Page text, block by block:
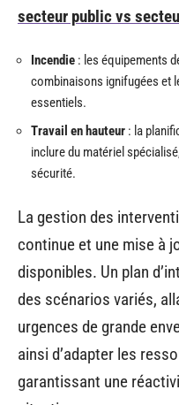
secteur public vs
Incendie : les équipements
combinaisons ignifugées et
essentiels.
Travail en hauteur : la
inclure du matériel
sécurité.
La gestion des
continue et une mise à
disponibles. Un plan
des scénarios variés,
urgences de grande
ainsi d’adapter les
garantissant une